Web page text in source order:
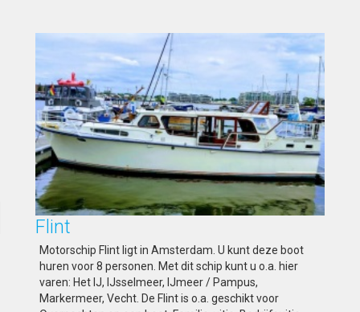
Flint
Motorschip Flint ligt in Amsterdam. U kunt deze boot
huren voor 8 personen. Met dit schip kunt u o.a. hier
varen: Het IJ, IJsselmeer, IJmeer / Pampus,
Markermeer, Vecht. De Flint is o.a. geschikt voor